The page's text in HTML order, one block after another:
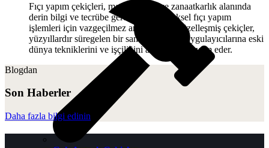
Fıçı yapım çekiçleri, marangozluk ve zanaatkarlık alanında
derin bilgi ve tecrübe gerektiren geleneksel fıçı yapım
işlemleri için vazgeçilmez araçlardır. Bu özelleşmiş çekiçler,
yüzyıllardır süregelen bir sanatın modern uygulayıcılarına eski
dünya tekniklerini ve işçiliğini aktarmaya devam eder.
Blogdan
Son Haberler
Daha fazla bilgi edinin